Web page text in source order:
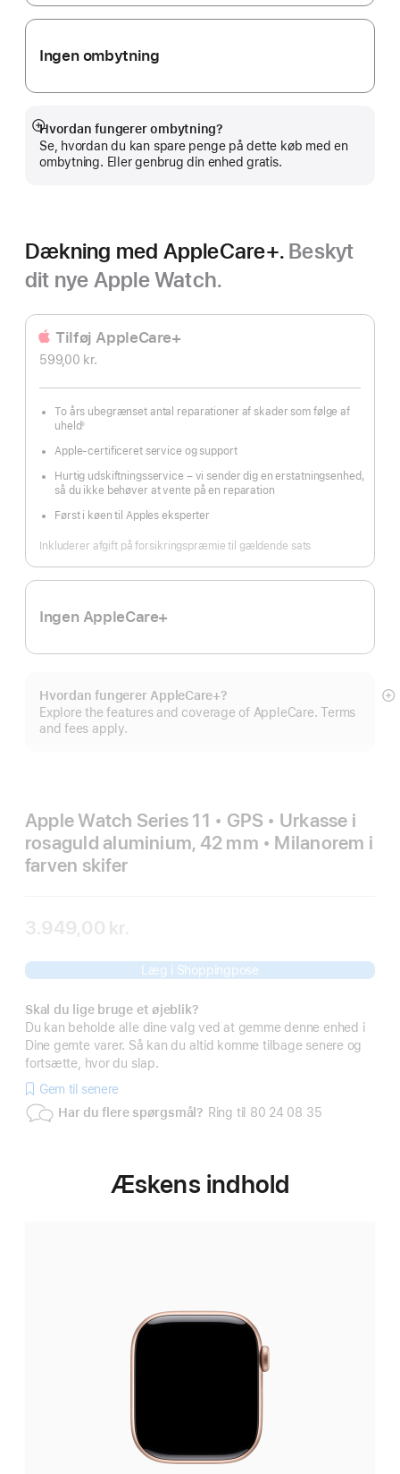
Ingen ombytning
Hvordan fungerer ombytning?
Se, hvordan du kan spare penge på dette køb med en
ombytning. Eller genbrug din enhed gratis.
Vis
mere
Dækning med AppleCare+. Beskyt
dit nye Apple Watch.
Tilføj AppleCare+
599,00 kr.
To års ubegrænset antal reparationer af skader som følge af
uheld◊
Apple-certificeret service og support
Hurtig udskiftningsservice – vi sender dig en erstatningsenhed,
så du ikke behøver at vente på en reparation
Først i køen til Apples eksperter
Inkluderer afgift på forsikringspræmie til gældende sats
Ingen AppleCare+
Hvordan fungerer AppleCare+?
Explore the features and coverage of AppleCare. Terms
and fees apply.
Apple Watch Series 11 • GPS • Urkasse i
rosaguld aluminium, 42 mm • Milanorem i
farven skifer
3.949,00 kr.
Læg i Shoppingpose
Skal du lige bruge et øjeblik?
Du kan beholde alle dine valg ved at gemme denne enhed i
Dine gemte varer. Så kan du altid komme tilbage senere og
fortsætte, hvor du slap.
Gem til senere
Har du flere spørgsmål? Ring til 80 24 08 35
Æskens indhold